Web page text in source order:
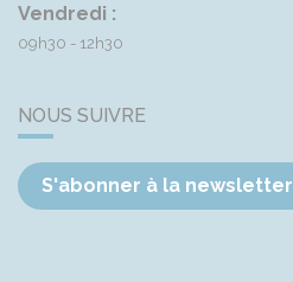
Vendredi :
09h30 - 12h30
NOUS SUIVRE
S'abonner à la newsletter